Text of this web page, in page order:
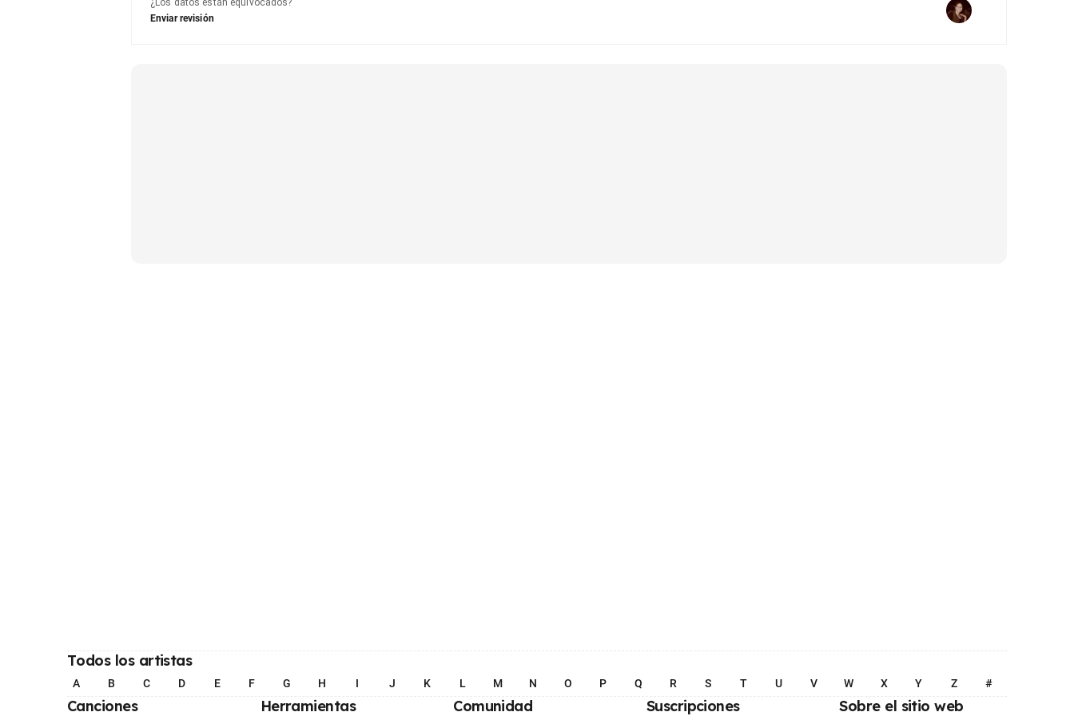
¿Los datos están equivocados?
Enviar revisión
Todos los artistas
A B C D E F G H I J K L M N O P Q R S T U V W X Y Z #
Canciones Herramientas Comunidad Suscripciones Sobre el sitio web